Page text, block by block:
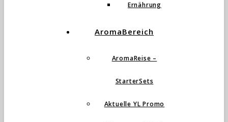
Ernährung
AromaBereich
AromaReise –
StarterSets
Aktuelle YL Promo